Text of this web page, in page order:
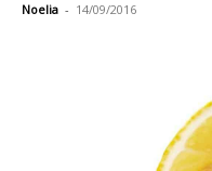
Noelia - 14/09/2016